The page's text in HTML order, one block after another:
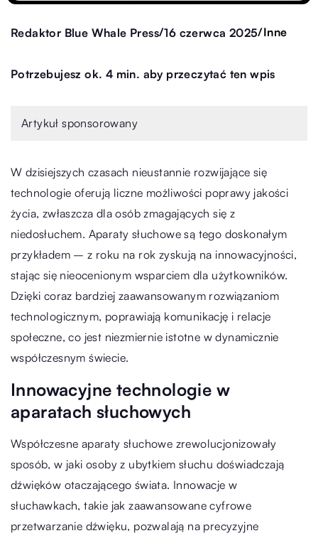
Redaktor Blue Whale Press/16 czerwca 2025/Inne
Potrzebujesz ok. 4 min. aby przeczytać ten wpis
Artykuł sponsorowany
W dzisiejszych czasach nieustannie rozwijające się
technologie oferują liczne możliwości poprawy jakości
życia, zwłaszcza dla osób zmagających się z
niedosłuchem. Aparaty słuchowe są tego doskonałym
przykładem – z roku na rok zyskują na innowacyjności,
stając się nieocenionym wsparciem dla użytkowników.
Dzięki coraz bardziej zaawansowanym rozwiązaniom
technologicznym, poprawiają komunikację i relacje
społeczne, co jest niezmiernie istotne w dynamicznie
współczesnym świecie.
Innowacyjne technologie w
aparatach słuchowych
Współczesne aparaty słuchowe zrewolucjonizowały
sposób, w jaki osoby z ubytkiem słuchu doświadczają
dźwięków otaczającego świata. Innowacje w
słuchawkach, takie jak zaawansowane cyfrowe
przetwarzanie dźwięku, pozwalają na precyzyjne